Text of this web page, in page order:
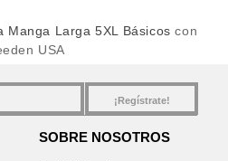
Manga Larga 5XL Básicos con
USA
¡Regístrate!
SOBRE NOSOTROS